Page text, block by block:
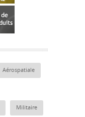
Aérospatiale
Militaire